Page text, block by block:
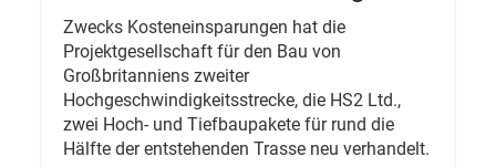
Zwecks Kosteneinsparungen hat die
Projektgesellschaft für den Bau von
Großbritanniens zweiter
Hochgeschwindigkeitsstrecke, die HS2 Ltd.,
zwei Hoch- und Tiefbaupakete für rund die
Hälfte der entstehenden Trasse neu verhandelt.